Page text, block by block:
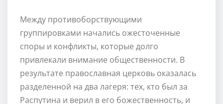
Между противоборствующими
группировками начались ожесточенные
споры и конфликты, которые долго
привлекали внимание общественности. В
результате православная церковь оказалась
разделенной на два лагеря: тех, кто был за
Распутина и верил в его божественность, и